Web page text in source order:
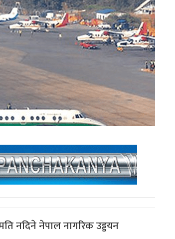
नदिने नेपाल नागरिक उड्डयन